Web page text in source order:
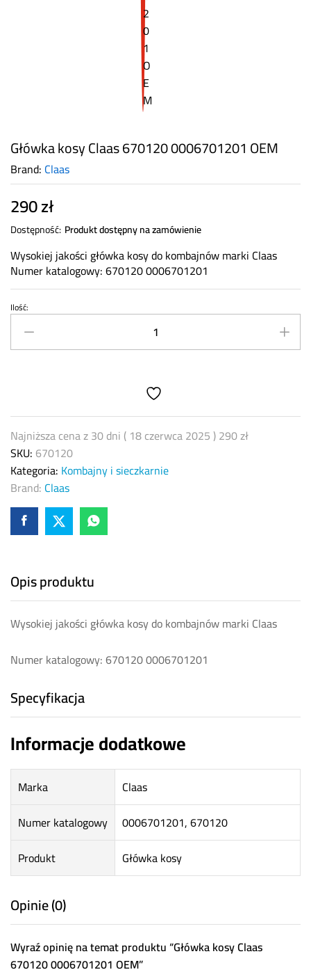
Główka kosy Claas 670120 0006701201 OEM
Brand: Claas
290zł
Dostępność: Produkt dostępny na zamówienie
Wysokiej jakości główka kosy do kombajnów marki Claas
Numer katalogowy: 670120 0006701201
Główka
kosy
Claas
quantity
Ilość:
Najniższa cena z 30 dni ( 18 czerwca 2025)290zł
SKU: 670120
Kategoria: Kombajny i sieczkarnie
Brand: Claas
Opis produktu
Wysokiej jakości główka kosy do kombajnów marki Claas
Numer katalogowy: 670120 0006701201
Specyfikacja
Informacje dodatkowe
Marka
Claas
Numer katalogowy
0006701201, 670120
Produkt
Główka kosy
Opinie (0)
Wyraź opinię na temat produktu “Główka kosy Claas
670120 0006701201 OEM”